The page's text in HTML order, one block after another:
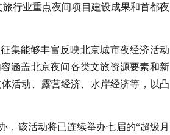
行业重点夜间项目建设成果和首都夜
集能够丰富反映北京城市夜经济活动
涵盖北京夜间各类文旅资源要素和新
活动、露营经济、水岸经济等，以凸
，该活动将已连续举办七届的“超级月